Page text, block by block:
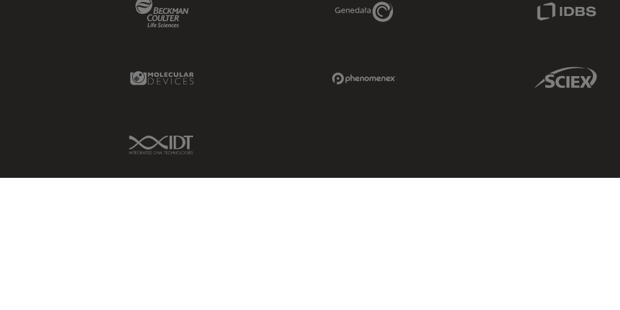
Imagenología in vivo de
tejidos avanzados
Imperial Imaging Hub
Industria Metalúrgica
Molecular Devices Link Sciex Link
IDT Link